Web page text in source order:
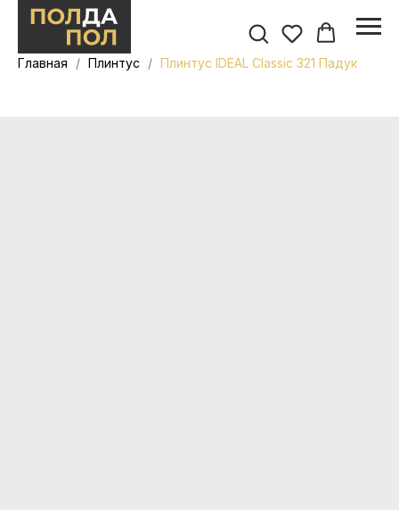
Главная Плинтус Плинтус IDEAL Classic 321 Падук